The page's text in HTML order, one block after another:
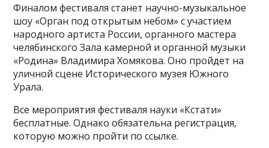
Финалом фестиваля станет научно-музыкальное
шоу «Орган под открытым небом» с участием
народного артиста России, органного мастера
челябинского Зала камерной и органной музыки
«Родина» Владимира Хомякова. Оно пройдет на
уличной сцене Исторического музея Южного
Урала.
Все мероприятия фестиваля науки «Кстати»
бесплатные. Однако обязательна регистрация,
которую можно пройти по ссылке.